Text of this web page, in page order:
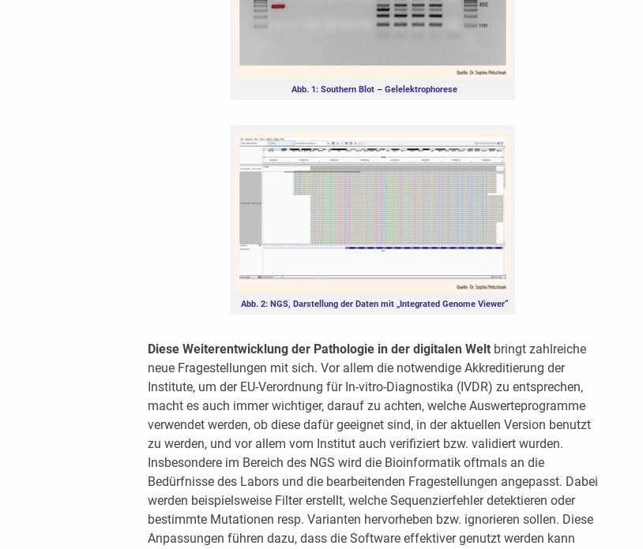
Abb. 1: Southern Blot – Gelelektrophorese
Abb. 2: NGS, Darstellung der Daten mit „Integrated Genome Viewer“
Diese Weiterentwicklung der Pathologie in der digitalen Welt bringt zahlreiche
neue Fragestellungen mit sich. Vor allem die notwendige Akkreditierung der
Institute, um der EU-Verordnung für In-vitro-Diagnostika (IVDR) zu entsprechen,
macht es auch immer wichtiger, darauf zu achten, welche Auswerteprogramme
verwendet werden, ob diese dafür geeignet sind, in der aktuellen Version benutzt
zu werden, und vor allem vom Institut auch verifiziert bzw. validiert wurden.
Insbesondere im Bereich des NGS wird die Bioinformatik oftmals an die
Bedürfnisse des Labors und die bearbeitenden Fragestellungen angepasst. Dabei
werden beispielsweise Filter erstellt, welche Sequenzierfehler detektieren oder
bestimmte Mutationen resp. Varianten hervorheben bzw. ignorieren sollen. Diese
Anpassungen führen dazu, dass die Software effektiver genutzt werden kann